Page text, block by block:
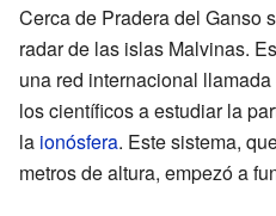
Cerca de Pradera del Ganso
radar de las islas Malvinas.
una red internacional
los científicos a estudiar la
la ionósfera. Este sistema,
metros de altura, empezó a